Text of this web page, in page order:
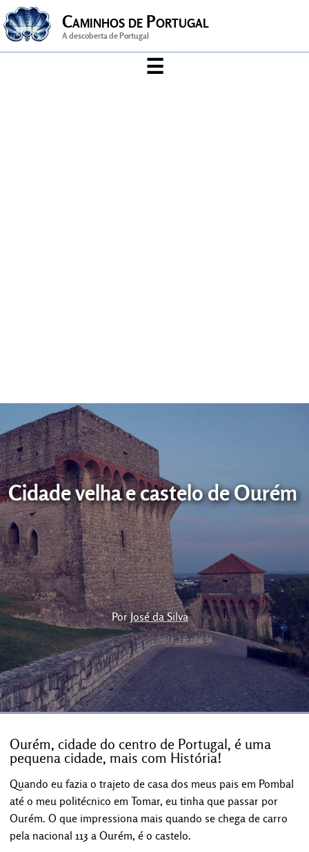
Caminhos de Portugal
A descoberta de Portugal
☰
Cidade velha e castelo de Ourém
PorJosé da Silva
Ourém, cidade do centro de Portugal, é uma
pequena cidade, mais com História!
Quando eu fazia o trajeto de casa dos meus pais em Pombal
até o meu politécnico em Tomar, eu tinha que passar por
Ourém. O que impressiona mais quando se chega de carro
pela nacional 113 a Ourém, é o castelo.